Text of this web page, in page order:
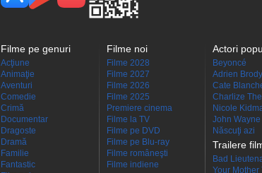
Filme pe genuri
Acţiune
Animaţie
Aventuri
Comedie
Crimă
Documentar
Dragoste
Dramă
Familie
Fantastic
Filme noi
Filme 2028
Filme 2027
Filme 2026
Filme 2025
Premiere cinema
Filme la TV
Filme pe DVD
Filme pe Blu-ray
Filme româneşti
Filme indiene
Actori
Beyoncé
Adrien Brody
Cate
Charlize
Nicole
John Wayne
Născuţi azi
Trailere
Bad
Your Mother